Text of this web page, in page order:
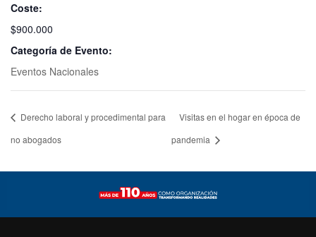
Coste:
$900.000
Categoría de Evento:
Eventos Nacionales
Derecho laboral y procedimental para
no abogados
Visitas en el hogar en época de
pandemia